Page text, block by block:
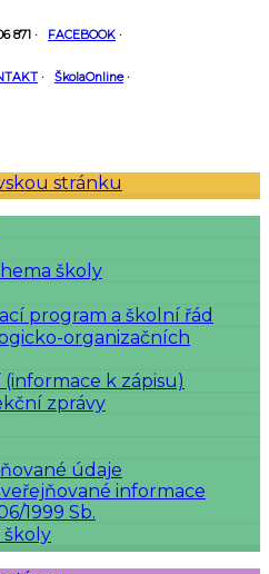
871 · FACEBOOK ·
· ŠkolaOnline ·
stránku
školy
program a školní řád
organizačních
k zápisu)
zprávy
údaje
informace
1999 Sb.
školy